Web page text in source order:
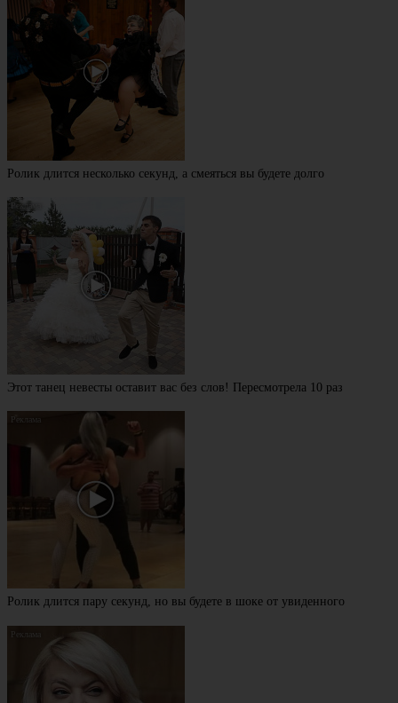
Ролик длится несколько секунд, а смеяться вы будете долго
Этот танец невесты оставит вас без слов! Пересмотрела 10 раз
Ролик длится пару секунд, но вы будете в шоке от увиденного